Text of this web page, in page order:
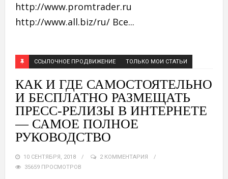
http://www.promtrader.ru
http://www.all.biz/ru/ Все...
ССЫЛОЧНОЕ ПРОДВИЖЕНИЕ ТОЛЬКО МОИ СТАТЬИ
КАК И ГДЕ САМОСТОЯТЕЛЬНО
И БЕСПЛАТНО РАЗМЕЩАТЬ
ПРЕСС-РЕЛИЗЫ В ИНТЕРНЕТЕ
— САМОЕ ПОЛНОЕ
РУКОВОДСТВО
10 СЕНТЯБРЯ, 2018
2 КОММЕНТАРИЯ
35659 ПРОСМОТРОВ